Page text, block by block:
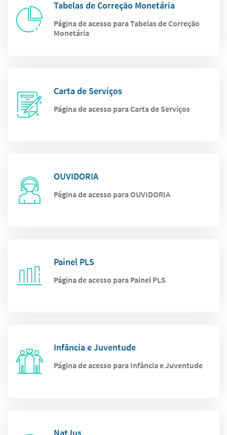
Tabelas de Correção Monetária
Página de acesso para Tabelas de Correção
Monetária
Carta de Serviços
Página de acesso para Carta de Serviços
OUVIDORIA
Página de acesso para OUVIDORIA
Painel PLS
Página de acesso para Painel PLS
Infância e Juventude
Página de acesso para Infância e Juventude